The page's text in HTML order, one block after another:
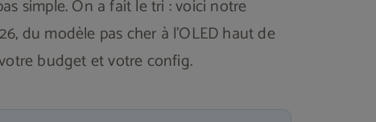
simple. On a fait le tri : voici notre
du modèle pas cher à l'OLED haut de
budget et votre config.